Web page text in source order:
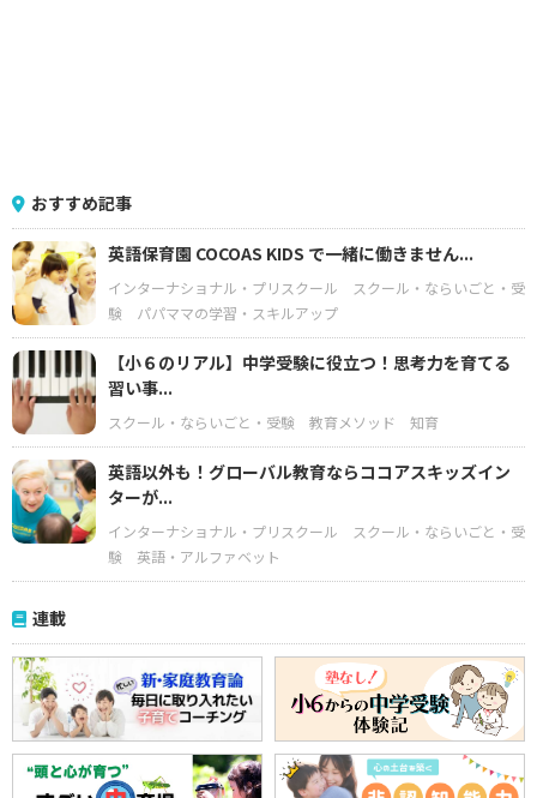
おすすめ記事
英語保育園 COCOAS KIDS で一緒に働きません...
インターナショナル・プリスクール
スクール・ならいごと・受
験
パパママの学習・スキルアップ
【小６のリアル】中学受験に役立つ！思考力を育てる
習い事...
スクール・ならいごと・受験 教育メソッド 知育
英語以外も！グローバル教育ならココアスキッズイン
ターが...
インターナショナル・プリスクール
スクール・ならいごと・受
験
英語・アルファベット
連載